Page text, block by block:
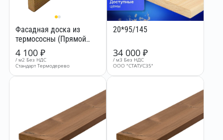
Фасадная доска из
термососны (Прямой
планкен) 900 - 3000 мм
4 100 ₽
/ м2 Без НДС
Стандарт Термодерево
20*95/145
34 000 ₽
/ м3 Без НДС
ООО "СТАТУС35"